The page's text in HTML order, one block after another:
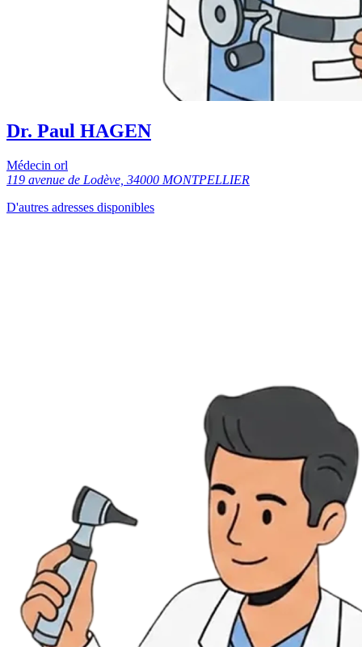
Dr. Paul HAGEN
Médecin orl
119 avenue de Lodève, 34000 MONTPELLIER
D'autres adresses disponibles